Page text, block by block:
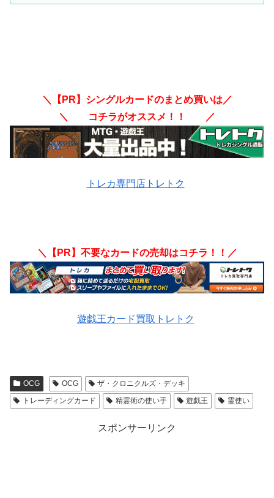
＼【PR】シングルカードのまとめ買いは／
＼ コチラがオススメ！！ ／
トレカ専門店トレトク
＼【PR】不要なカードの売却はコチラ！！／
遊戯王カード買取トレトク
OCG OCG
ザ・クロニクルズ・デッキ
トレーディングカード
精霊術の使い手 遊戯王 霊使い
スポンサーリンク